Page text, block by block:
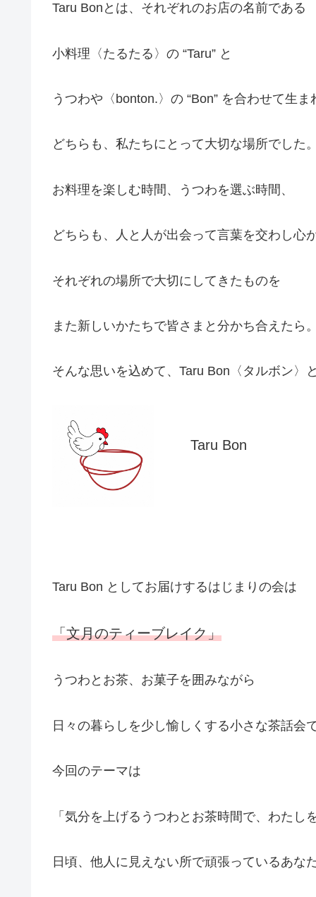
Taru Bonとは、それぞれのお店の名前である
小料理〈たるたる〉の “Taru” と
うつわや〈bonton.〉の “Bon” を合わせて生ま
どちらも、私たちにとって大切な場所でした。
お料理を楽しむ時間、うつわを選ぶ時間、
どちらも、人と人が出会って言葉を交わし心
それぞれの場所で大切にしてきたものを
また新しいかたちで皆さまと分かち合えたら。
そんな思いを込めて、Taru Bon〈タルボン〉
Taru Bon
Taru Bon としてお届けするはじまりの会は
「文月のティーブレイク」
うつわとお茶、お菓子を囲みながら
日々の暮らしを少し愉しくする小さな茶話会で
今回のテーマは
「気分を上げるうつわとお茶時間で、わたし
日頃、他人に見えない所で頑張っているあな